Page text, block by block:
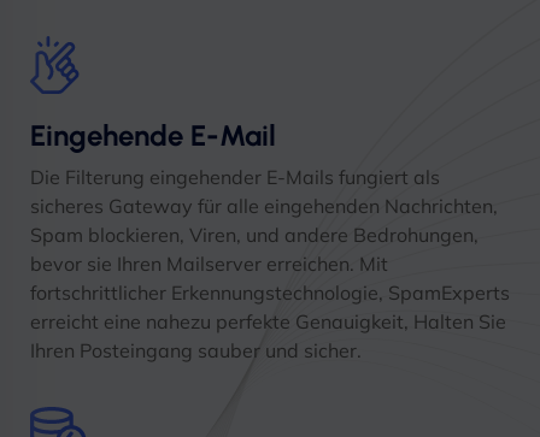
Eingehende E-Mail
Die Filterung eingehender E-Mails fungiert als
sicheres Gateway für alle eingehenden Nachrichten,
Spam blockieren, Viren, und andere Bedrohungen,
bevor sie Ihren Mailserver erreichen. Mit
fortschrittlicher Erkennungstechnologie, SpamExperts
erreicht eine nahezu perfekte Genauigkeit, Halten Sie
Ihren Posteingang sauber und sicher.